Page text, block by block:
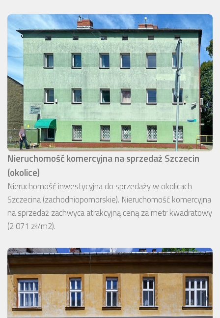
Nieruchomość komercyjna na sprzedaż Szczecin
(okolice)
Nieruchomość inwestycyjna do sprzedaży w okolicach
Szczecina (zachodniopomorskie). Nieruchomość komercyjna
na sprzedaż zachwyca atrakcyjną ceną za metr kwadratowy
(2 071 zł/m2).